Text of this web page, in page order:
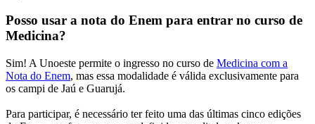
Posso usar a nota do Enem para entrar no curso de
Medicina?
Sim! A Unoeste permite o ingresso no curso de Medicina com a
Nota do Enem, mas essa modalidade é válida exclusivamente para
os campi de Jaú e Guarujá.
Para participar, é necessário ter feito uma das últimas cinco edições